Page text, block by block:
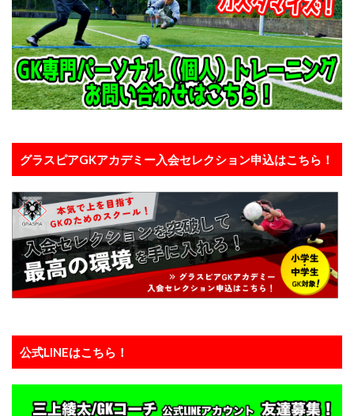
グラスピアGKアカデミー入会セレクション申込はこちら！
公式LINEはこちら！
正しい身体の使い方
武器 流経柏
浦和レッズ
浦和レッズジュニアユース
浦和レッズユース
海外
海外サッカー
海外挑戦 海外留学
海外遠征
消極的なミス
清瀬 準備
炎の守護神
無料
狭山 留学 盛岡
眼球運動
考える
肘当て 背が伸びる
膝当て
航空公園
苦手克服 褒める
西川周作
西武新宿線
西武池袋線 記憶
試行錯誤
課題克服
負けず嫌い
責任ゾーン
蹴る 身体能力
逆足
運動能力
適度な運動量 選抜チーム
長野県
関東
静視力
頭のプレースピード 食事
高円宮杯
魂の守護神
鹿児島
鹿島アントラーズ